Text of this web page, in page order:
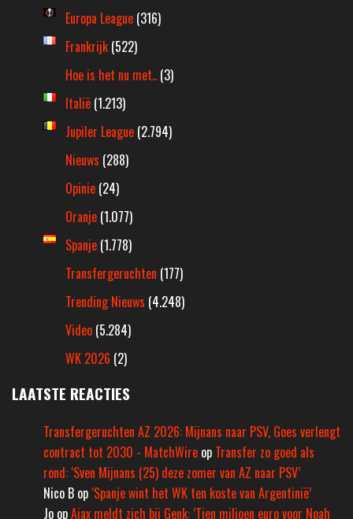
Europa League (316)
Frankrijk (522)
Hoe is het nu met.. (3)
Italië (1.213)
Jupiler League (2.794)
Nieuws (288)
Opinie (24)
Oranje (1.077)
Spanje (1.778)
Transfergeruchten (177)
Trending Nieuws (4.248)
Video (5.284)
WK 2026 (2)
LAATSTE REACTIES
Transfergeruchten AZ 2026: Mijnans naar PSV, Goes verlengt
contract tot 2030 - MatchWire op Transfer zo goed als
rond: ‘Sven Mijnans (25) deze zomer van AZ naar PSV’
Nico B op ‘Spanje wint het WK ten koste van Argentinië’
Jo opAjax meldt zich bij Genk: ‘Tien miljoen euro voor Noah